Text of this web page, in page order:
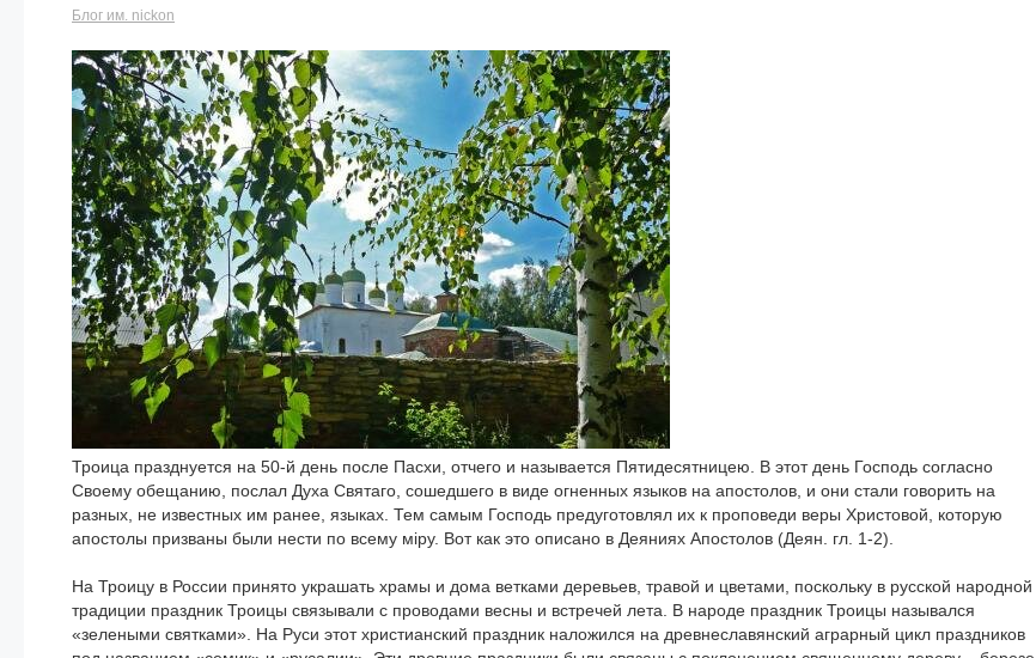
Блог им. nickon
Троица празднуется на 50-й день после Пасхи, отчего и называется Пятидесятницею. В этот день Господь согласно
Своему обещанию, послал Духа Святаго, сошедшего в виде огненных языков на апостолов, и они стали говорить на
разных, не известных им ранее, языках. Тем самым Господь предуготовлял их к проповеди веры Христовой, которую
апостолы призваны были нести по всему міру. Вот как это описано в Деяниях Апостолов (Деян. гл. 1-2).
На Троицу в России принято украшать храмы и дома ветками деревьев, травой и цветами, поскольку в русской народной
традиции праздник Троицы связывали с проводами весны и встречей лета. В народе праздник Троицы назывался
«зелеными святками». На Руси этот христианский праздник наложился на древнеславянский аграрный цикл праздников